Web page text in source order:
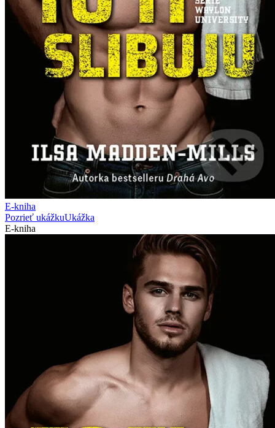
E-kniha
Pozrieť ukážkuUkážka
E-kniha